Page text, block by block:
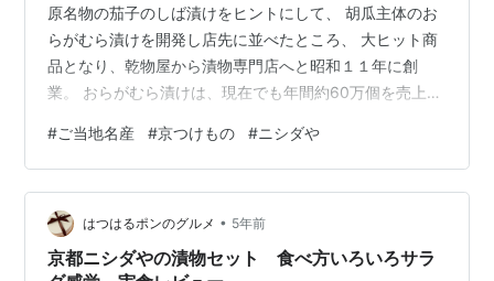
原名物の茄子のしば漬けをヒントにして、 胡瓜主体のお
らがむら漬けを開発し店先に並べたところ、 大ヒット商
品となり、乾物屋から漬物専門店へと昭和１１年に創
業。 おらがむら漬けは、現在でも年間約60万個を売上げ
位に選ばれたこともあります。 おらがむら漬けは、大き
めにカットされた胡瓜を独自の製法により、 パリパリと
した歯応えを残し、程よい酸味に漬け上げた、不動の人
気商品です。 白米・お茶漬け・お酒のお供に適していま
す。 京都の人気飲食店でも多数使用されています。 おら
がむら漬け以外にも、人気商品の…
#ご当地名産 #京つけもの #ニシダや
はつはるポンのグルメ • 5年前
京都ニシダやの漬物セット 食べ方いろいろサラ